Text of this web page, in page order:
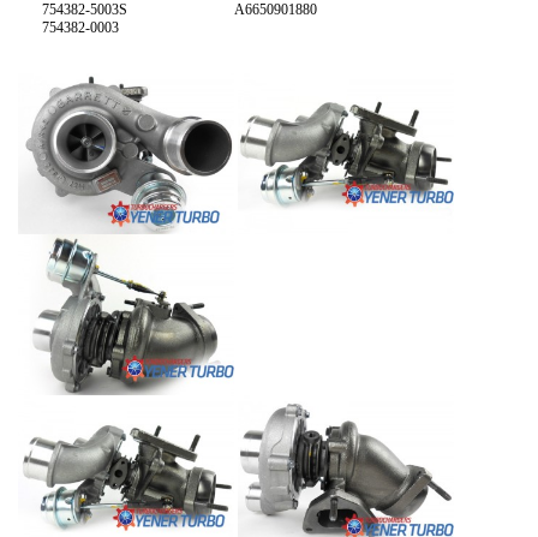
754382-5003S
754382-0003
A6650901880